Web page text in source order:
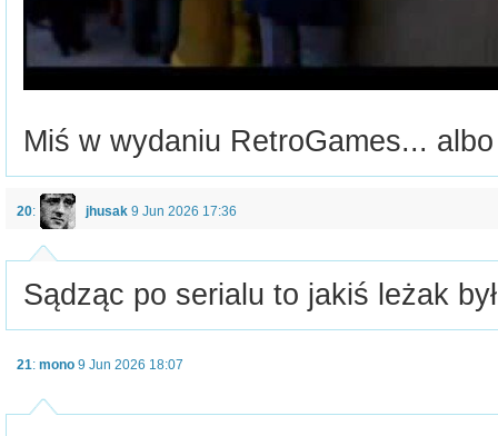
Miś w wydaniu RetroGames...
20: jhusak 9 Jun 2026 17:36
Sądząc po serialu to jakiś leżak
21: mono 9 Jun 2026 18:07